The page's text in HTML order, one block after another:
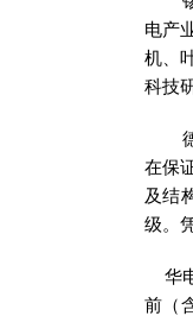
电产
机、
科技
德
在保
及结
级。
华
前（